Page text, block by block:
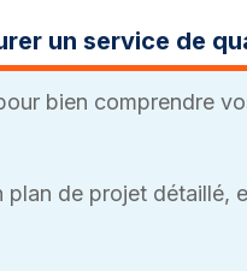
un service de
bien comprendre
de projet détaillé,